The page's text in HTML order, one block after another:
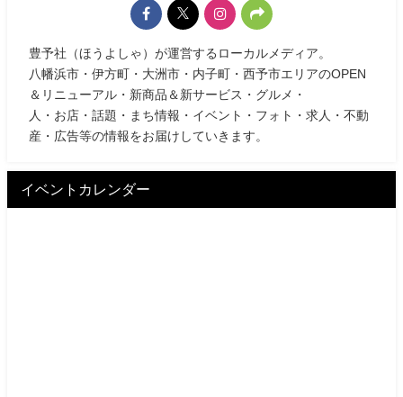
豊予社（ほうよしゃ）が運営するローカルメディア。
八幡浜市・伊方町・大洲市・内子町・西予市エリアのOPEN
＆リニューアル・新商品＆新サービス・グルメ・
人・お店・話題・まち情報・イベント・フォト・求人・不動
産・広告等の情報をお届けしていきます。
イベントカレンダー